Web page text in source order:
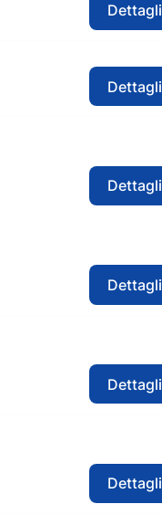
Dettagli
Dettagli
Dettagli
Dettagli
Dettagli
Dettagli